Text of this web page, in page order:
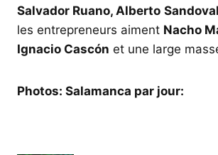
Salvador Ruano, Alberto
les entrepreneurs aiment Nacho
Ignacio Cascón et une large
Photos: Salamanca par jour: